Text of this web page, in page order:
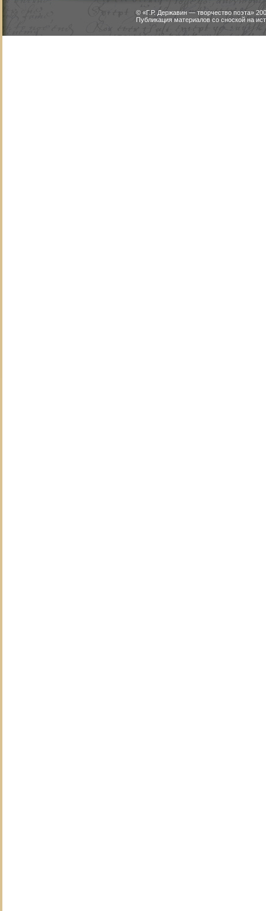
© «Г.Р. Державин — творчество поэта»
Публикация материалов со сноской на